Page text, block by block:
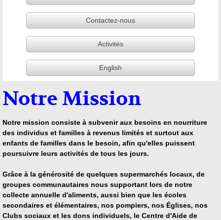
Contactez-nous
Activités
English
Notre Mission
Notre mission consiste à subvenir aux besoins en nourriture
des individus et familles à revenus limités et surtout aux
enfants de familles dans le besoin, afin qu'elles puissent
poursuivre leurs activités de tous les jours.
Grâce à la générosité de quelques supermarchés locaux, de
groupes communautaires nous supportant lors de notre
collecte annuelle d'aliments, aussi bien que les écoles
secondaires et élémentaires, nos pompiers, nos Églises, nos
Clubs sociaux et les dons individuels, le Centre d'Aide de